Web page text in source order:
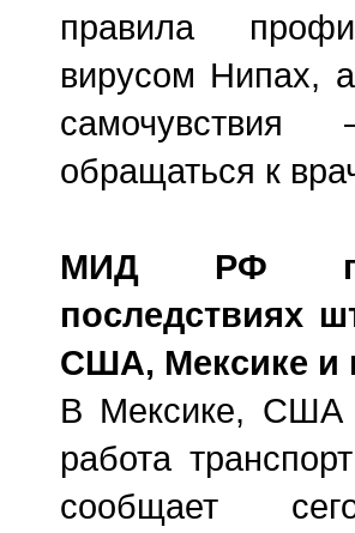
правила
вирусом Нипах,
самочувствия
обращаться к
МИД РФ
последствиях
США, Мексике и
В Мексике, США
работа
сообщает